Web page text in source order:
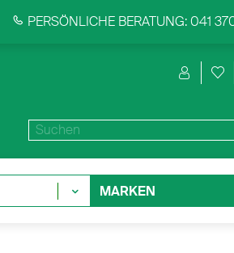
PERSÖNLICHE BERATUNG: 041
MARKEN